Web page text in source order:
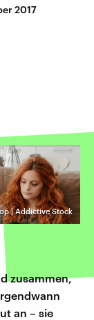
2017
| Addictive Stock
zusammen,
an – sie